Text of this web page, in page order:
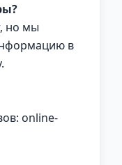
но мы
в
online-